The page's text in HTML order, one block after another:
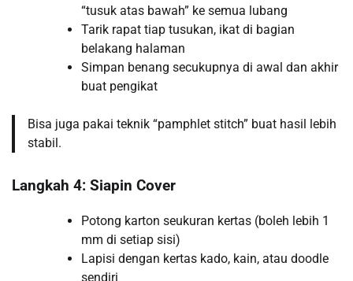
“tusuk atas bawah” ke semua lubang
Tarik rapat tiap tusukan, ikat di bagian
belakang halaman
Simpan benang secukupnya di awal dan akhir
buat pengikat
Bisa juga pakai teknik “pamphlet stitch” buat hasil lebih
stabil.
Langkah 4: Siapin Cover
Potong karton seukuran kertas (boleh lebih 1
mm di setiap sisi)
Lapisi dengan kertas kado, kain, atau doodle
sendiri